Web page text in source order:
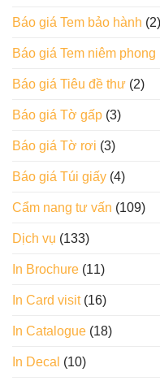
Báo giá Tem bảo hành (2)
Báo giá Tem niêm phong
Báo giá Tiêu đề thư (2)
Báo giá Tờ gấp (3)
Báo giá Tờ rơi (3)
Báo giá Túi giấy (4)
Cẩm nang tư vấn (109)
Dịch vụ (133)
In Brochure (11)
In Card visit(16)
In Catalogue (18)
In Decal (10)